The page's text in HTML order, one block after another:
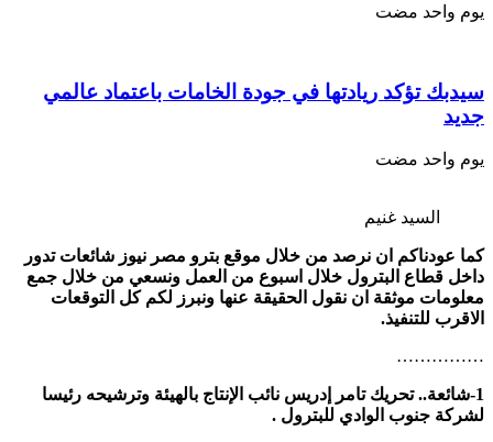
‏يوم واحد مضت
سيدبك تؤكد ريادتها في جودة الخامات باعتماد عالمي
جديد
‏يوم واحد مضت
السيد غنيم
كما عودناكم ان نرصد من خلال موقع بترو مصر نيوز شائعات تدور
داخل قطاع البترول خلال اسبوع من العمل ونسعي من خلال جمع
معلومات موثقة ان نقول الحقيقة عنها ونبرز لكم كل التوقعات
الاقرب للتنفيذ.
……………
1-شائعة.. تحريك تامر إدريس نائب الإنتاج بالهيئة وترشيحه رئيسا
لشركة جنوب الوادي للبترول .